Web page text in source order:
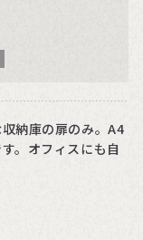
納庫の扉のみ。A4
。オフィスにも自